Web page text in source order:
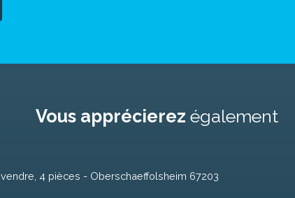
Vous apprécierez également